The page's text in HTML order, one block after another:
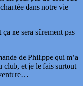
dans notre vie
ne sera sûrement pas
de Philippe qui m’a
club, et je le fais surtout